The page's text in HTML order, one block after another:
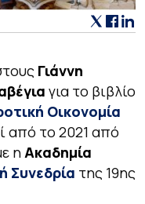
Γιάννη
για το βιβλίο
Οικονομία
από το 2021 από
ηΑκαδημία
Συνεδρία της 19ης